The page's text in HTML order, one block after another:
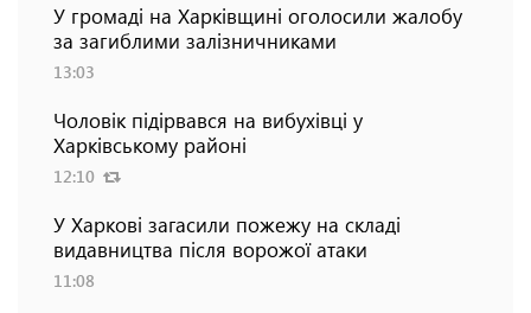
У громаді на Харківщині оголосили жалобу
за загиблими залізничниками
13:03
Чоловік підірвався на вибухівці у
Харківському районі
12:10
У Харкові загасили пожежу на складі
видавництва після ворожої атаки
11:08